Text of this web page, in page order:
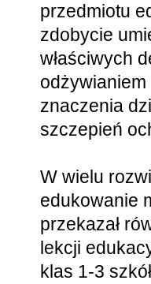
przedmiotu
zdobycie
właściwych
znaczenia
szczepień
W wielu
edukowanie
przekazał
lekcji
klas 1-3